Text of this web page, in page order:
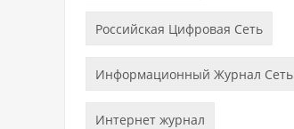
Российская Цифровая Сеть
Информационный Журнал Сеть
Интернет журнал